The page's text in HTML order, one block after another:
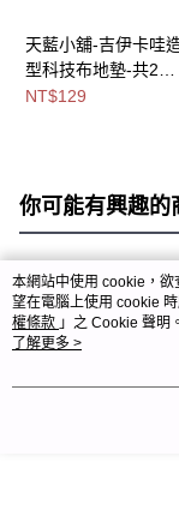
天藍小舖-吉伊卡哇
型科技布地墊-共2
色-$129【A11115524
NT$129
你可能有興趣的
熱門標籤
本網站中使用 cookie，
望在電腦上使用 cookie
權條款 」之 Cookie 聲明
用條款之 Cookie 聲明使
了解更多 >